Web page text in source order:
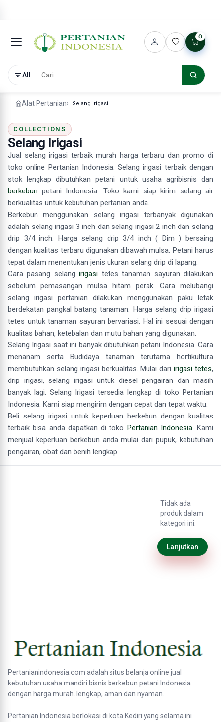
All
0
Alat Pertanian Selang Irigasi
COLLECTIONS
Selang Irigasi
Jual selang irigasi terbaik murah harga terbaru dan promo di
toko online Pertanian Indonesia. Selang irigasi terbaik dengan
stok lengkap dibutuhkan petani untuk usaha agribisnis dan
berkebun petani Indonesia. Toko kami siap kirim selang air
berkualitas untuk kebutuhan pertanian anda.
Berkebun menggunakan selang irigasi terbanyak digunakan
adalah selang irigasi 3 inch dan selang irigasi 2 inch dan selang
drip 3/4 inch. Harga selang drip 3/4 inch ( Dim ) bersaing
dengan kualitas terbaru digunakan dibawah mulsa. Petani harus
tepat dalam menentukan jenis ukuran selang drip di lapang.
Cara pasang selangirigasi tetes tanaman sayuran dilakukan
sebelum pemasangan mulsa hitam perak. Cara melubangi
selang irigasi pertanian dilakukan menggunakan paku letak
berdekatan pangkal batang tanaman. Harga selang drip irigasi
tetes untuk tanaman sayuran bervariasi. Hal ini sesuai dengan
kualitas bahan, ketebalan dan mutu bahan yang digunakan.
Selang Irigasi saat ini banyak dibutuhkan petani Indonesia. Cara
menanam serta Budidaya tanaman terutama hortikultura
membutuhkan selang irigasi berkualitas. Mulai dariirigasi tetes,
drip irigasi, selang irigasi untuk diesel pengairan dan masih
banyak lagi. Selang Irigasi tersedia lengkap di toko Pertanian
Indonesia. Kami siap mengirim dengan cepat dan tepat waktu.
Beli selang irigasi untuk keperluan berkebun dengan kualitas
terbaik bisa anda dapatkan di toko Pertanian Indonesia. Kami
menjual keperluan berkebun anda mulai dari pupuk, kebutuhan
pengairan, obat dan benih lengkap.
Tidak ada
produk dalam
kategori ini.
Lanjutkan
Pertanianindonesia.com adalah situs belanja online jual
kebutuhan usaha mandiri bisnis berkebun petani Indonesia
dengan harga murah, lengkap, aman dan nyaman.
Pertanian Indonesia berlokasi di kota Kediri yang selama ini